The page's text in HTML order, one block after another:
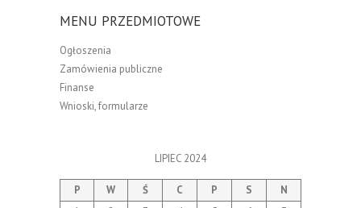
MENU PRZEDMIOTOWE
Ogłoszenia
Zamówienia publiczne
Finanse
Wnioski, formularze
LIPIEC 2024
P W Ś C P S
N